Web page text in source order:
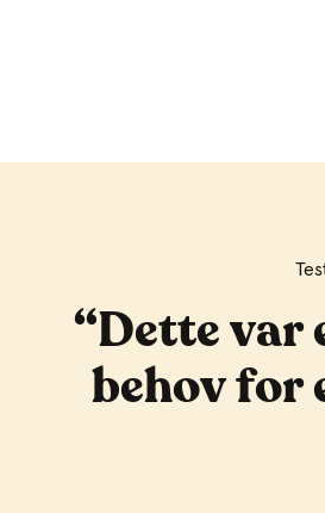
“Dette var
behov for